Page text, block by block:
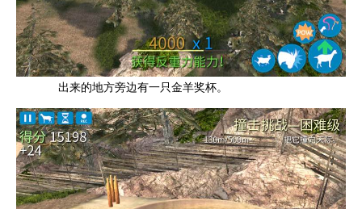
出来的地方旁边有一只金羊奖杯。